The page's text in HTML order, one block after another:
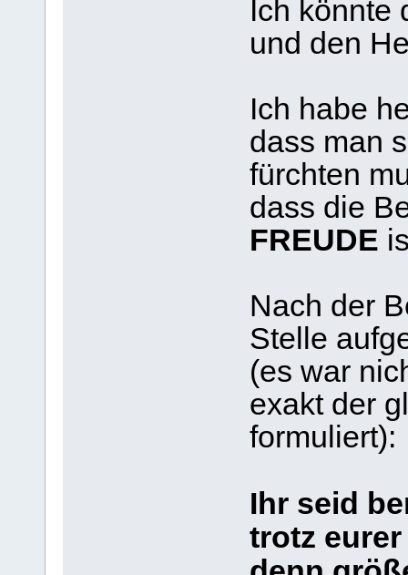
Ich könnte
und den
Ich habe
dass man
fürchten
dass die
FREUDE
Nach der
Stelle
(es war
exakt der
formuliert):
Ihr seid
trotz